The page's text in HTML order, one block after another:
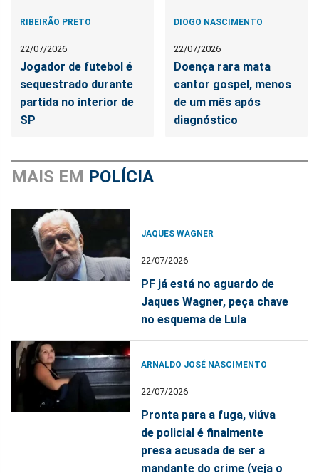
RIBEIRÃO PRETO
22/07/2026
Jogador de futebol é
sequestrado durante
partida no interior de
SP
DIOGO NASCIMENTO
22/07/2026
Doença rara mata
cantor gospel, menos
de um mês após
diagnóstico
MAIS EM POLÍCIA
JAQUES WAGNER
22/07/2026
PF já está no aguardo de
Jaques Wagner, peça chave
no esquema de Lula
ARNALDO JOSÉ NASCIMENTO
22/07/2026
Pronta para a fuga, viúva
de policial é finalmente
presa acusada de ser a
mandante do crime (veja o